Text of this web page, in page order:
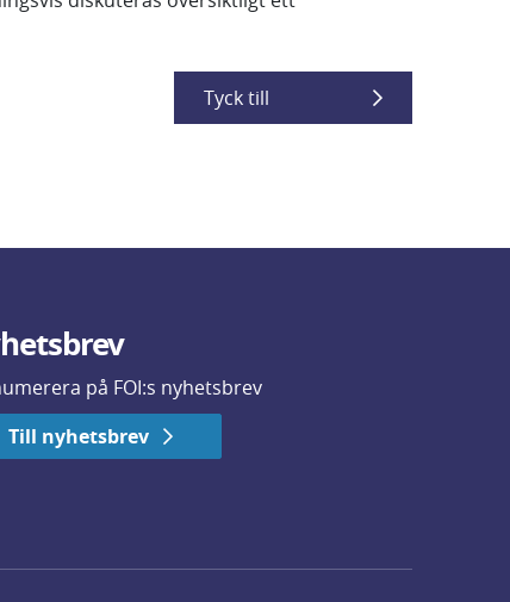
Tyck till
på FOI:s nyhetsbrev
Till nyhetsbrev